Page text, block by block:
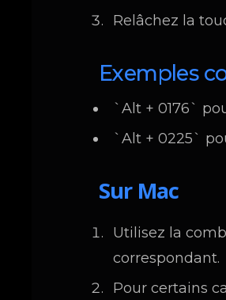
Relâchez la
Exemples
`Alt + 0176`
`Alt + 0225`
Sur Mac
Utilisez la
correspondant.
Pour certains